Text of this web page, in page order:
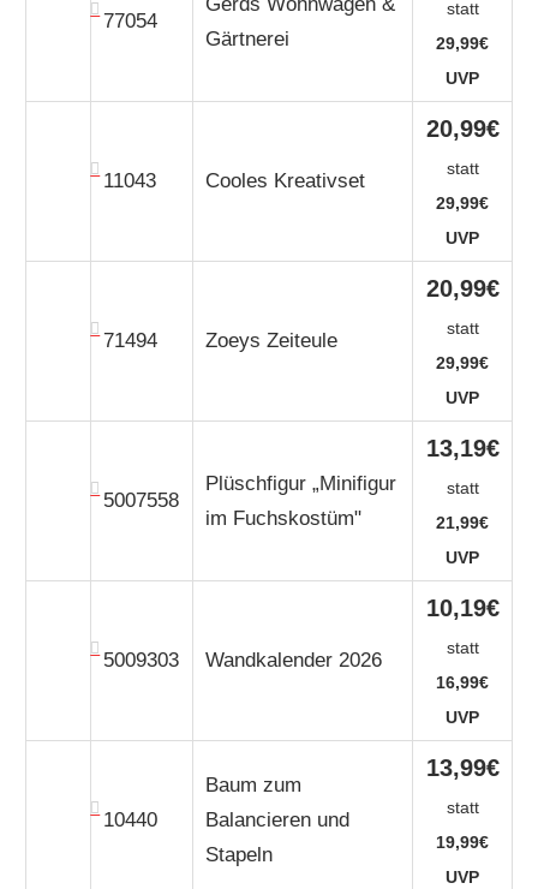
77054
Gerds Wohnwagen &
Gärtnerei
statt
29,99€
UVP
11043 Cooles Kreativset
20,99€
statt
29,99€
UVP
71494 Zoeys Zeiteule
20,99€
statt
29,99€
UVP
5007558
Plüschfigur „Minifigur
im Fuchskostüm"
13,19€
statt
21,99€
UVP
5009303 Wandkalender 2026
10,19€
statt
16,99€
UVP
10440
Baum zum
Balancieren und
Stapeln
13,99€
statt
19,99€
UVP